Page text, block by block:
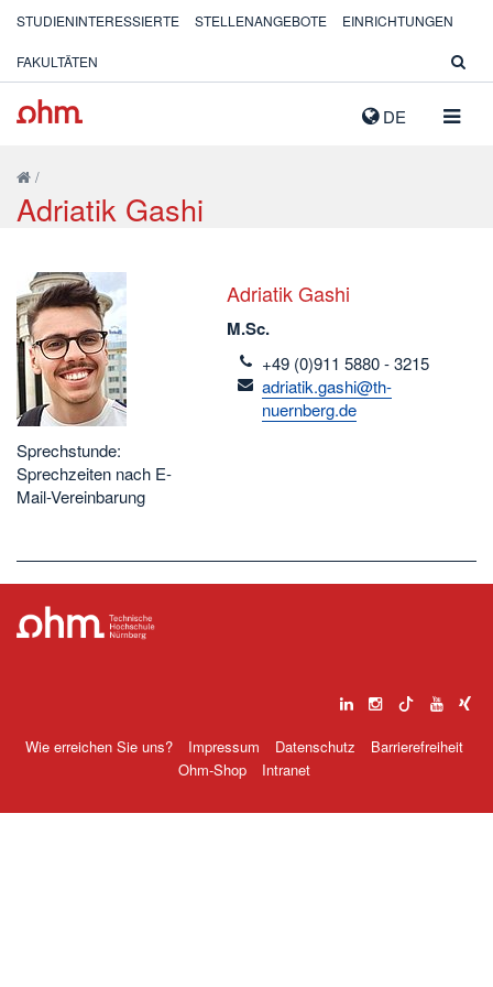
DE
STUDIENINTERESSIERTE STELLENANGEBOTE EINRICHTUNGEN
FAKULTÄTEN
/
Adriatik Gashi
Sprechstunde:
Sprechzeiten nach E-
Mail-Vereinbarung
Adriatik Gashi
M.Sc.
telefon
+49 (0)911 5880 - 3215
email
adriatik.gashi@th-
nuernberg.de
Wie erreichen Sie uns? Impressum Datenschutz
Barrierefreiheit
Ohm-Shop
Intranet